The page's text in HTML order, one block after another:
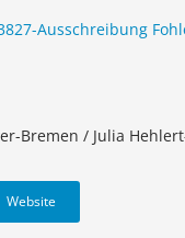
Ausschreibung
Bremen / Julia
Website